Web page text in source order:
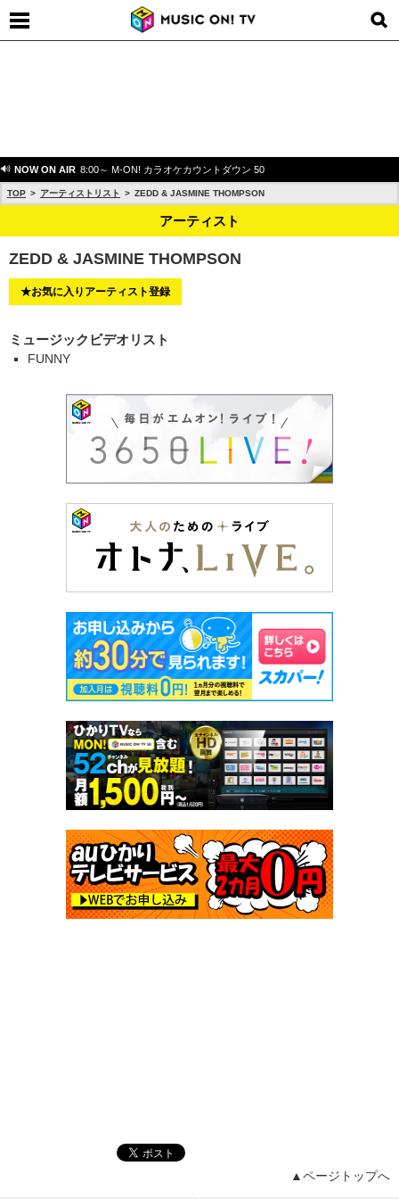
NOW ON AIR 8:00～ M-ON! カラオケカウントダウン 50
TOP アーティストリスト ZEDD & JASMINE THOMPSON
アーティスト
ZEDD & JASMINE THOMPSON
★お気に入りアーティスト登録
ミュージックビデオリスト
FUNNY
▲ページトップへ